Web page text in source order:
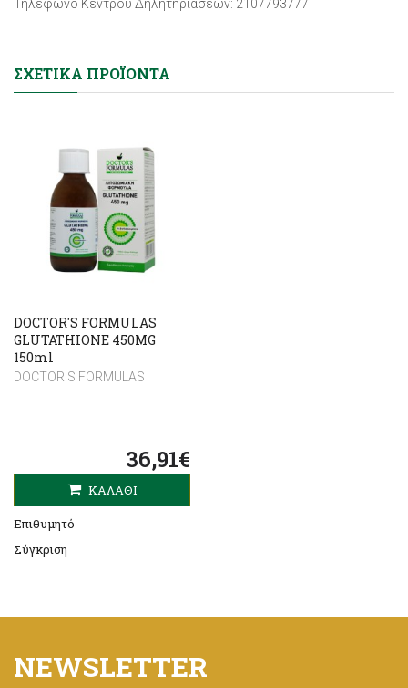
Τηλέφωνο Κέντρου Δηλητηριάσεων: 2107793777
ΣΧΕΤΙΚΆ ΠΡΟΪΌΝΤΑ
DOCTOR'S FORMULAS
GLUTATHIONE 450MG
150ml
DOCTOR'S FORMULAS
36,91€
ΚΑΛΆΘΙ
Επιθυμητό
Σύγκριση
NEWSLETTER